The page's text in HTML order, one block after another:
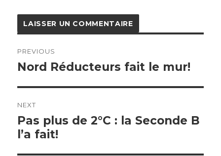
de
l’article
PREVIOUS
Previous
post:
Nord Réducteurs fait le mur!
NEXT
Next
post:
Pas plus de 2°C : la Seconde B
l’a fait!